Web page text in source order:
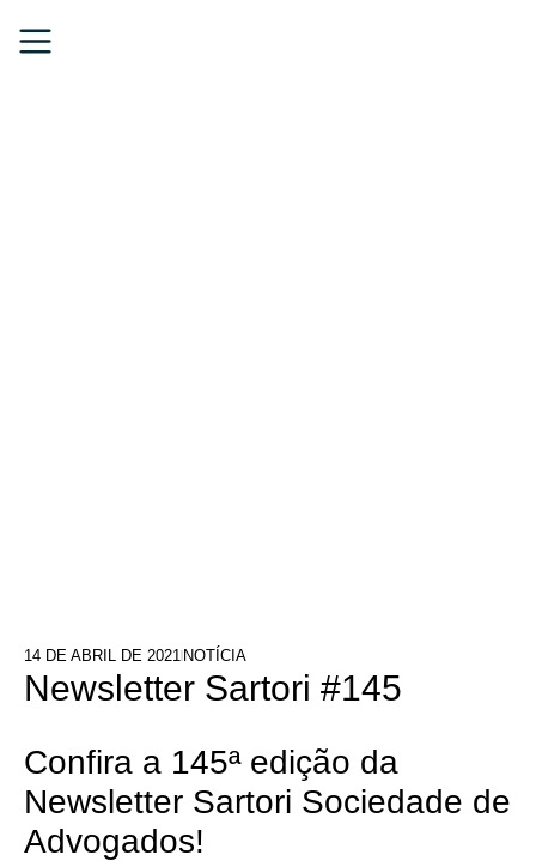
14 DE ABRIL DE 2021 NOTÍCIA
Newsletter Sartori #145
Confira a 145ª edição da
Newsletter Sartori Sociedade de
Advogados!